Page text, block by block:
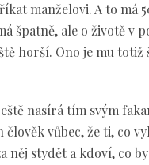
manželovi. A to má
špatně, ale o životě v
horší. Ono je mu
nasírá tím svým
člověk vůbec, že ti, co
něj stydět a kdoví, co